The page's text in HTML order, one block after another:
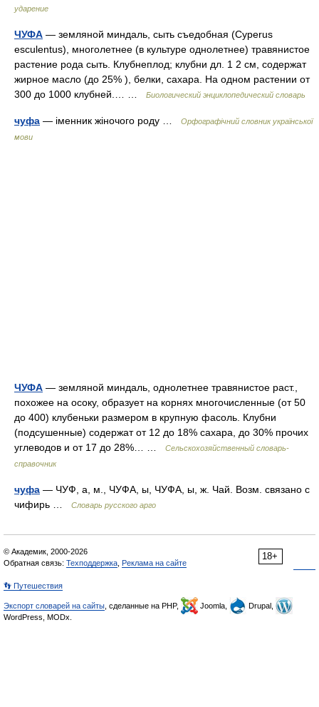
ударение
ЧУФА — земляной миндаль, сыть съедобная (Cyperus
esculentus), многолетнее (в культуре однолетнее) травянистое
растение рода сыть. Клубнеплод; клубни дл. 1 2 см, содержат
жирное масло (до 25% ), белки, сахара. На одном растении от
300 до 1000 клубней.… …
Биологический энциклопедический словарь
чуфа — іменник жіночого роду …
Орфографічний словник української
мови
ЧУФА — земляной миндаль, однолетнее травянистое раст.,
похожее на осоку, образует на корнях многочисленные (от 50
до 400) клубеньки размером в крупную фасоль. Клубни
(подсушенные) содержат от 12 до 18% сахара, до 30% прочих
углеводов и от 17 до 28%… …
Сельскохозяйственный словарь-
справочник
чуфа — ЧУФ, а, м., ЧУФА, ы, ЧУФА, ы, ж. Чай. Возм. связано с
чифирь …
Словарь русского арго
18+
© Академик, 2000-2026
Обратная связь: Техподдержка Реклама на сайте
👣 Путешествия
Экспорт словарей на сайты , сделанные на PHP, Joomla,
Drupal,
WordPress, MODx.